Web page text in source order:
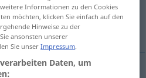
schlucken
Informationen zu den Cookies
möchten, klicken Sie einfach auf den
Hinweise zu der
ansonsten unserer
Sie unserImpressum.
Daten, um